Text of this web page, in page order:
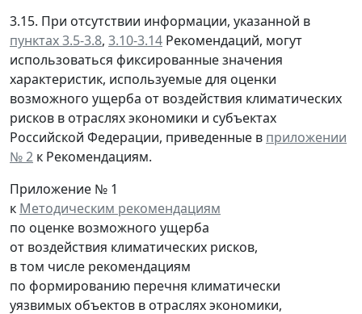
3.15. При отсутствии информации, указанной в
пунктах 3.5-3.8, 3.10-3.14 Рекомендаций, могут
использоваться фиксированные значения
характеристик, используемые для оценки
возможного ущерба от воздействия климатических
рисков в отраслях экономики и субъектах
Российской Федерации, приведенные в приложении
№ 2 к Рекомендациям.
Приложение № 1
к Методическим рекомендациям
по оценке возможного ущерба
от воздействия климатических рисков,
в том числе рекомендациям
по формированию перечня климатически
уязвимых объектов в отраслях экономики,